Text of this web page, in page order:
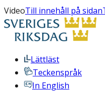
VideoTill innehåll på sidan
Lättläst
Teckenspråk
In English